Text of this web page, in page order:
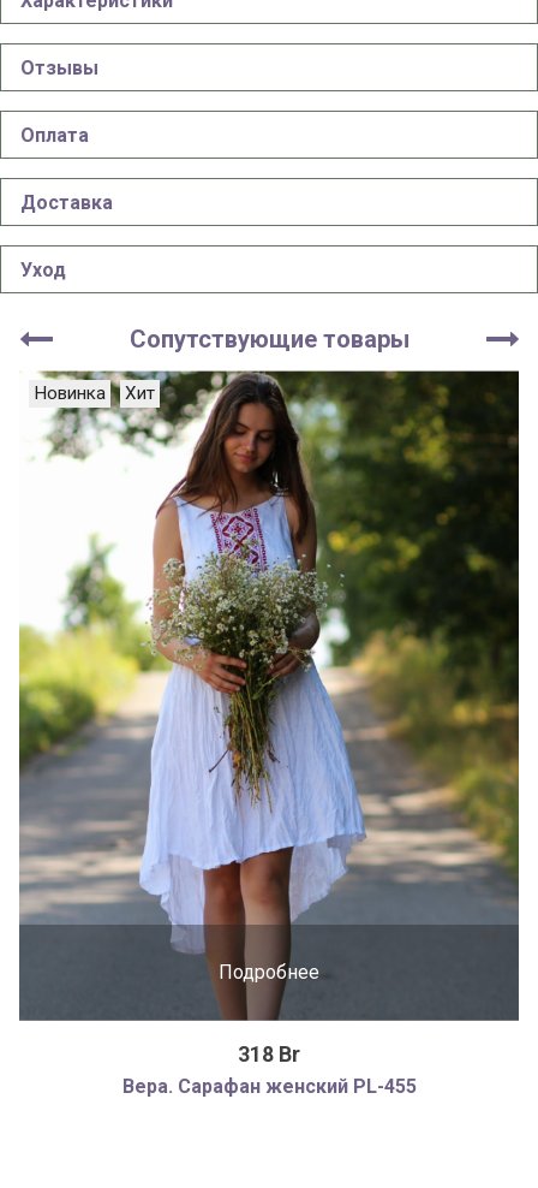
Отзывы
Оплата
Доставка
Уход
Сопутствующие товары
Подробнее
Новинка Хит
318 Br
Вера. Сарафан женский PL-455